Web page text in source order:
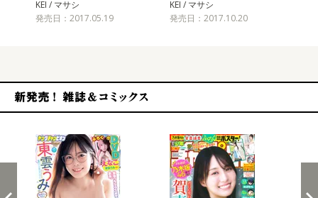
KEI / マサシ
発売日：2017.05.19
KEI / マサシ
発売日：2017.10.20